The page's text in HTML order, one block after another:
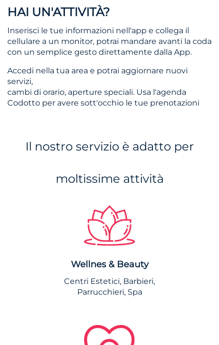
HAI UN'ATTIVITÀ?
Inserisci le tue informazioni nell'app e collega il
cellulare a un monitor, potrai mandare avanti la coda
con un semplice gesto direttamente dalla App.
Accedi nella tua area e potrai aggiornare nuovi
servizi,
cambi di orario, aperture speciali. Usa l'agenda
Codotto per avere sott'occhio le tue prenotazioni
Il nostro servizio è adatto per
moltissime attività
Wellnes & Beauty
Centri Estetici, Barbieri,
Parrucchieri, Spa